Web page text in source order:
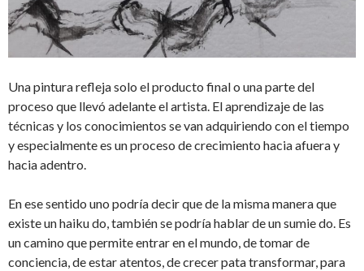
Una pintura refleja solo el producto final o una parte del
proceso que llevó adelante el artista. El aprendizaje de las
técnicas y los conocimientos se van adquiriendo con el tiempo
y especialmente es un proceso de crecimiento hacia afuera y
hacia adentro.
En ese sentido uno podría decir que de la misma manera que
existe un haiku do, también se podría hablar de un sumie do. Es
un camino que permite entrar en el mundo, de tomar de
conciencia, de estar atentos, de crecer pata transformar, para